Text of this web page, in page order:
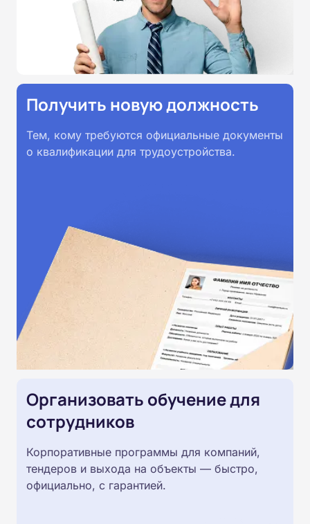
всей России.
Получить новую должность
Тем, кому требуются официальные документы
о квалификации для трудоустройства.
Организовать обучение для
сотрудников
Корпоративные программы для компаний,
тендеров и выхода на объекты — быстро,
официально, с гарантией.